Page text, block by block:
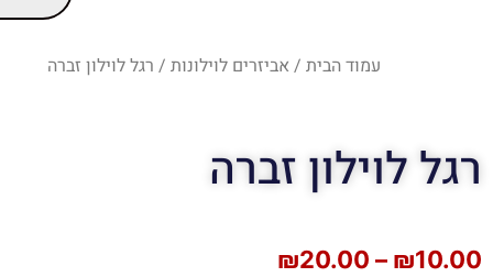
עמוד הבית / אביזרים לוילונות / רגל לוילון זברה
רגל לוילון זברה
₪10.00
–
₪20.00